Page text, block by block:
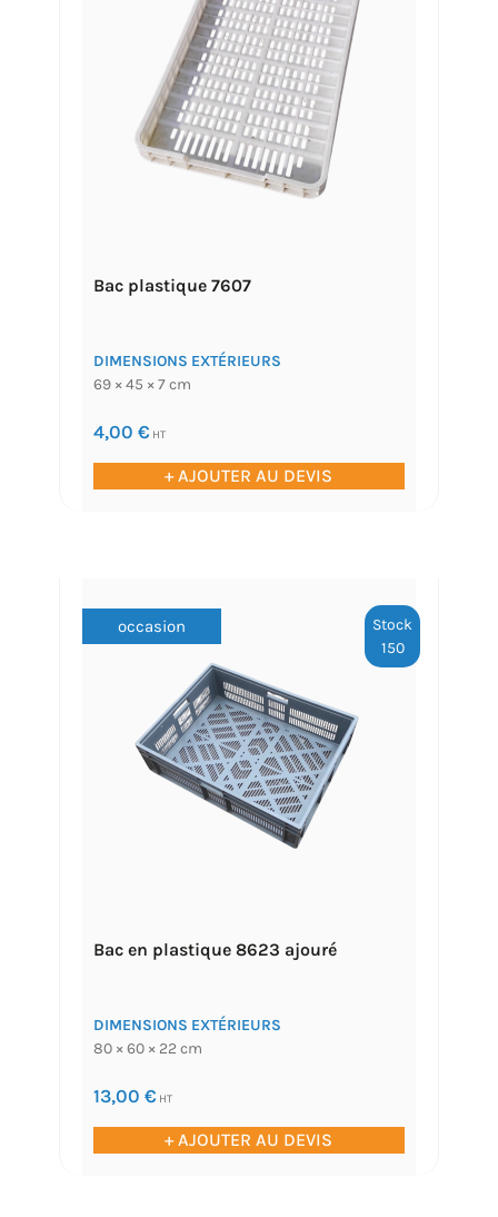
Bac plastique 7607
DIMENSIONS EXTÉRIEURS
69 × 45 × 7 cm
4,00 € HT
+ AJOUTER AU DEVIS
occasion
Stock
150
Bac en plastique 8623 ajouré
DIMENSIONS EXTÉRIEURS
80 × 60 × 22 cm
13,00 € HT
+ AJOUTER AU DEVIS